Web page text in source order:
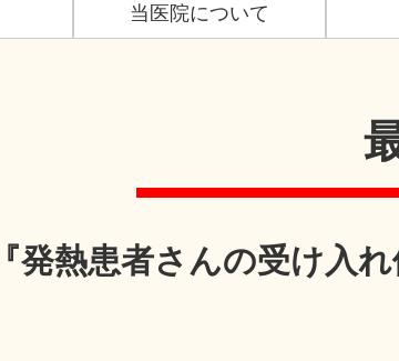
当医院について
発熱患者さんの受け入